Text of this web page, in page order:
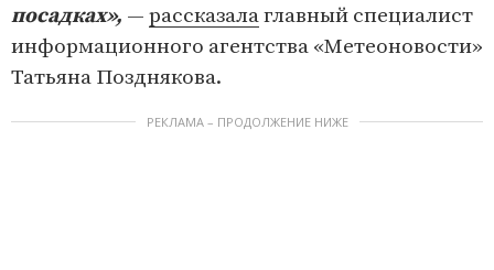
посадках», — рассказалаглавный специалист
информационного агентства «Метеоновости»
Татьяна Позднякова.
РЕКЛАМА – ПРОДОЛЖЕНИЕ НИЖЕ